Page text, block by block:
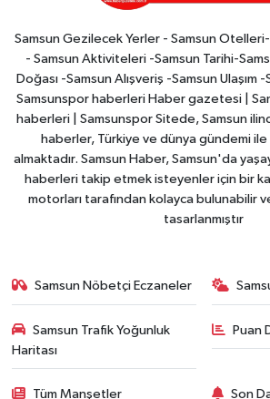
Samsun Gezilecek Yerler - Samsun
- Samsun Aktiviteleri -Samsun Tarihi-
Doğası -Samsun Alışveriş -Samsun Ulaşım
Samsunspor haberleri Haber gazetesi |
haberleri | Samsunspor Sitede, Samsun
haberler, Türkiye ve dünya gündemi
almaktadır. Samsun Haber, Samsun'da
haberleri takip etmek isteyenler için bir
motorları tarafından kolayca bulunabilir
tasarlanmıştır
Samsun Nöbetçi Eczaneler
Samsun Trafik Yoğunluk
Haritası
Puan
Tüm Manşetler Son